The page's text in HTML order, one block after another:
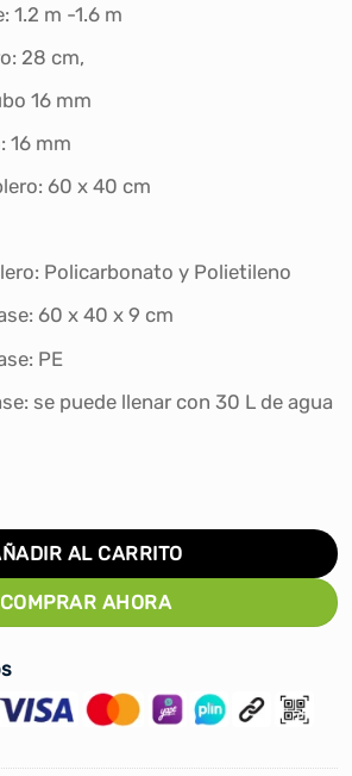
actual
1.2 m -1.6 m
28 cm,
16 mm
16 mm
60 x 40 cm
Policarbonato y Polietileno
60 x 40 x 9 cm
PE
se puede llenar con 30 L de agua
CON BASE JUNIOR WIN-850
AL CARRITO
COMPRAR AHORA